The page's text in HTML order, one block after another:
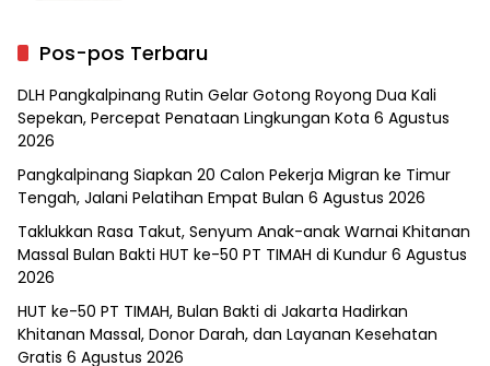
Pos-pos Terbaru
DLH Pangkalpinang Rutin Gelar Gotong Royong Dua Kali
Sepekan, Percepat Penataan Lingkungan Kota 6 Agustus
2026
Pangkalpinang Siapkan 20 Calon Pekerja Migran ke Timur
Tengah, Jalani Pelatihan Empat Bulan 6 Agustus 2026
Taklukkan Rasa Takut, Senyum Anak-anak Warnai Khitanan
Massal Bulan Bakti HUT ke-50 PT TIMAH di Kundur 6 Agustus
2026
HUT ke-50 PT TIMAH, Bulan Bakti di Jakarta Hadirkan
Khitanan Massal, Donor Darah, dan Layanan Kesehatan
Gratis 6 Agustus 2026